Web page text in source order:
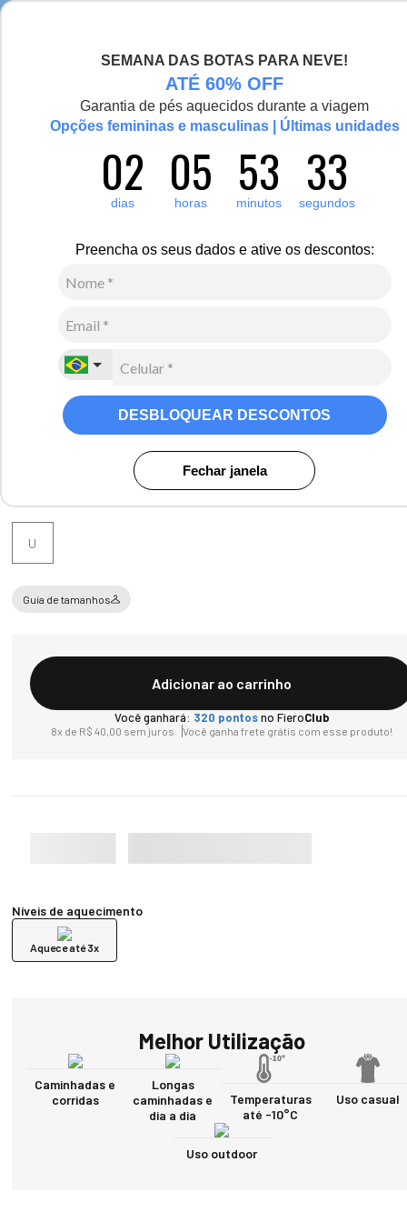
SEMANA DAS BOTAS PARA NEVE!
ATÉ 60% OFF
Garantia de pés aquecidos durante a viagem
Opções femininas e masculinas | Últimas unidades
02
dias 05
horas 53
minutos 33
segundos
Preencha os seus dados e ative os descontos:
DESBLOQUEAR DESCONTOS
Fechar janela
Vídeo
Acessórios Meia Térmica
Avaliações
Outdoors Ski 1.0 Cano Longo
00
Ver Parcelas
(5% OFF no PIX/Boleto)
Creme
U
Guia de tamanhos
Adicionar ao carrinho
Você ganhará: 320 pontosno FieroClub
8x de R$ 40,00 sem juros Você ganha frete grátis com esse produto!
Níveis de aquecimento
Aquece até 3x
Melhor Utilização
Caminhadas e
corridas
Longas
caminhadas e
dia a dia
Temperaturas
até -10°C
Uso casual
Uso outdoor